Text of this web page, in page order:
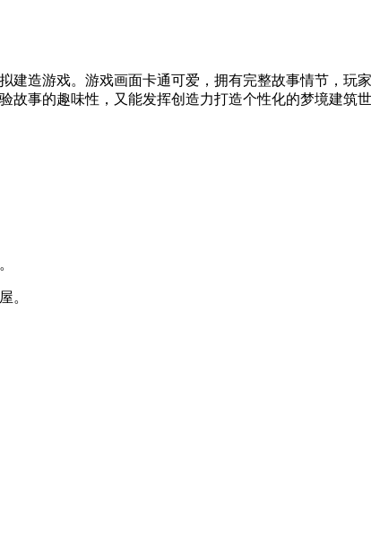
建造游戏。游戏画面卡通可爱，拥有完整故事情节，玩
事的趣味性，又能发挥创造力打造个性化的梦境建筑
。